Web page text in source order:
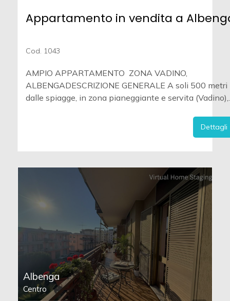
Appartamento in vendita a
Cod. 1043
AMPIO APPARTAMENTO  ZONA VADINO,
ALBENGADESCRIZIONE GENERALE A soli 500 metri
dalle spiagge, in zona pianeggiante e servita
Dettagli
Albenga
Centro